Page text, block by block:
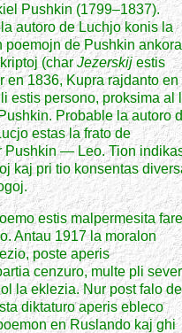
Pushkin (1799–1837).
autoro de Luchjo konis la
poemojn de Pushkin
(charJezerskij estis
en 1836, Kupra rajdanto en
estis persono, proksima al
Probable la autoro
estas la frato de
Pushkin — Leo. Tion
kaj pri tio konsentas
estis malpermesita fare
Antau 1917 la moralon
poste aperis
cenzuro, multe pli
la eklezia. Nur post falo de
diktaturo aperis ebleco
en Ruslando kaj ghi